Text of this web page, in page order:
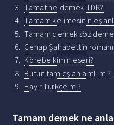
Tamat ne demek TDK?
Tamam kelimesinin eş
Tamam demek söz
Cenap Şahabettin romanı
Körebe kimin eseri?
Bütün tam eş anlamlı mı?
Hayir Türkçe mi?
Tamam demek ne